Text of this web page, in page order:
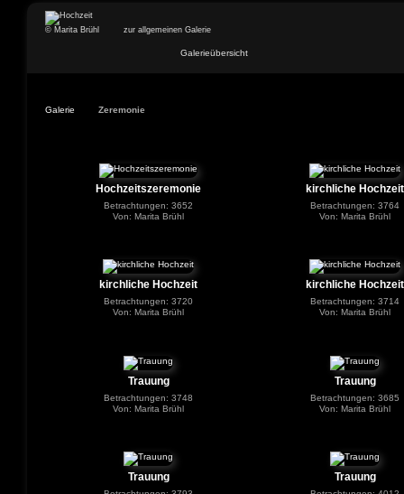
© Marita Brühl zur allgemeinen Galerie
Galerieübersicht
Galerie Zeremonie
Hochzeitszeremonie
Betrachtungen: 3652
Von: Marita Brühl
kirchliche Hochzeit
Betrachtungen: 3764
Von: Marita Brühl
kirchliche Hochzeit
Betrachtungen: 3720
Von: Marita Brühl
kirchliche Hochzeit
Betrachtungen: 3714
Von: Marita Brühl
Trauung
Betrachtungen: 3748
Von: Marita Brühl
Trauung
Betrachtungen: 3685
Von: Marita Brühl
Trauung Trauung